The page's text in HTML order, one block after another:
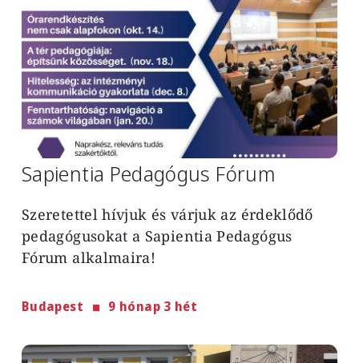
Sapientia Pedagógus Fórum
Szeretettel hívjuk és várjuk az érdeklődő
pedagógusokat a Sapientia Pedagógus
Fórum alkalmaira!
Budapest 9 hónap 3 hét
Image